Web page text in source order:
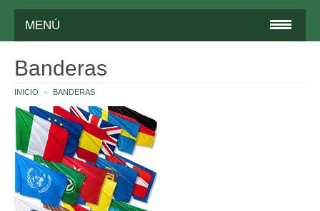
MENÚ
ITALIA Y UE
INSTITUCIONES ITALIANAS
NACIONES
EUROPA
Banderas
INICIO BANDERAS